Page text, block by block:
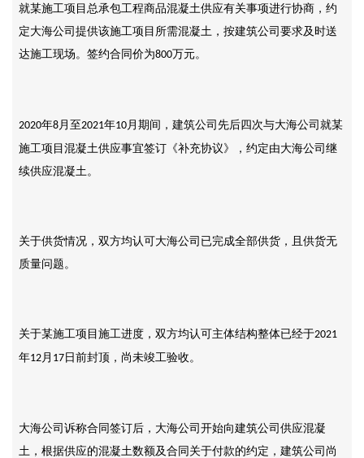
就某施工项目总承包工程商品混凝土供应有关事项进行协商，约
定大海公司提供该施工项目所需混凝土，按建筑公司要求及时送
达施工现场。签约合同价为800万元。
2020年8 月至2021年10 月期间，建筑公司先后四次与大海公司就某
施工项目混凝土供应事宜签订《补充协议》，约定由大海公司继
续供应混凝土。
关于供货情况，双方均认可大海公司已完成全部供货，且供货无
质量问题。
关于某施工项目施工进度，双方均认可主体结构整体已经于2021
年12 月 17日前封顶，尚未竣工验收。
大海公司诉称合同签订后，大海公司开始向建筑公司供应混凝
土，根据供应的混凝土数额及合同关于付款的约定，建筑公司尚